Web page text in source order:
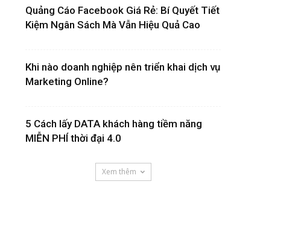
Quảng Cáo Facebook Giá Rẻ: Bí Quyết Tiết
Kiệm Ngân Sách Mà Vẫn Hiệu Quả Cao
Khi nào doanh nghiệp nên triển khai dịch vụ
Marketing Online?
5 Cách lấy DATA khách hàng tiềm năng
MIỄN PHÍ thời đại 4.0
Xem thêm